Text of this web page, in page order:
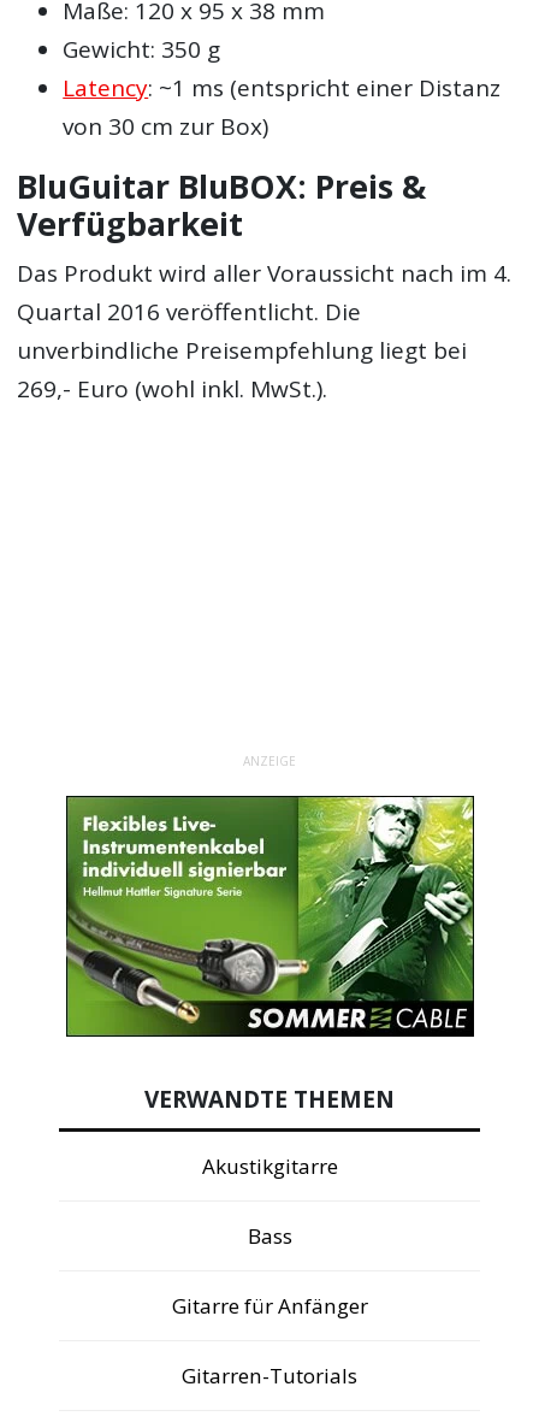
Maße: 120 x 95 x 38 mm
Gewicht: 350 g
Latency: ~1 ms (entspricht einer Distanz
von 30 cm zur Box)
BluGuitar BluBOX: Preis &
Verfügbarkeit
Das Produkt wird aller Voraussicht nach im 4.
Quartal 2016 veröffentlicht. Die
unverbindliche Preisempfehlung liegt bei
269,- Euro (wohl inkl. MwSt.).
ANZEIGE
VERWANDTE THEMEN
Akustikgitarre
Bass
Gitarre für Anfänger
Gitarren-Tutorials